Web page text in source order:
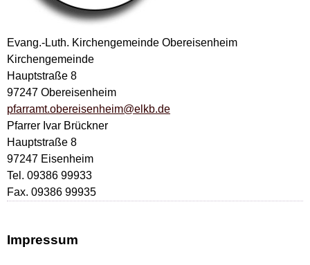
Evang.-Luth. Kirchengemeinde Obereisenheim
Kirchengemeinde
Hauptstraße 8
97247 Obereisenheim
pfarramt.obereisenheim@elkb.de
Pfarrer Ivar Brückner
Hauptstraße 8
97247 Eisenheim
Tel. 09386 99933
Fax. 09386 99935
Impressum